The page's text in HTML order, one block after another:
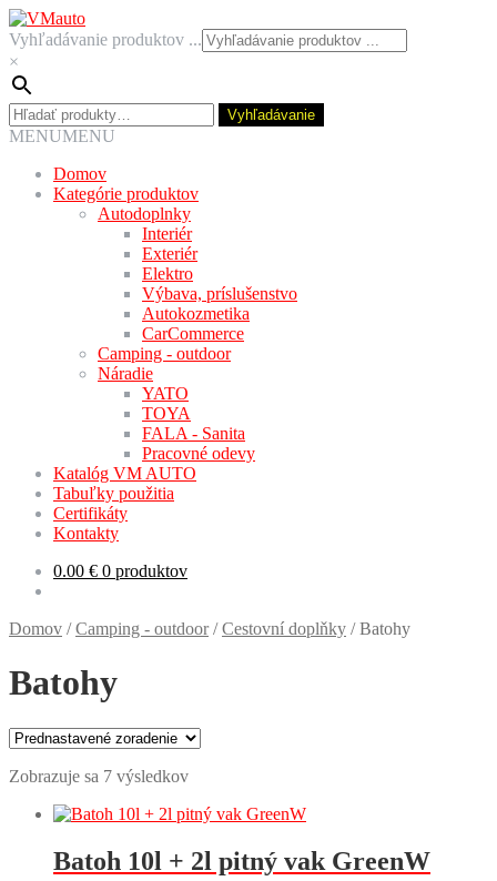
Preskočiť
na
navigáciu
Preskočiť
na
obsah
Vyhľadávanie produktov ...
×
Hľadať: Vyhľadávanie
MENUMENU
Domov
Kategórie produktov
Autodoplnky
Interiér
Exteriér
Elektro
Výbava, príslušenstvo
Autokozmetika
CarCommerce
Camping - outdoor
Náradie
YATO
TOYA
FALA - Sanita
Pracovné odevy
Katalóg VM AUTO
Tabuľky použitia
Certifikáty
Kontakty
0.00 € 0 produktov
Domov /Camping - outdoor/Cestovní doplňky /Batohy
Batohy
Zobrazuje sa 7 výsledkov
Batoh 10l + 2l pitný vak GreenW